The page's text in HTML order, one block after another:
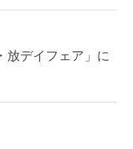
放デイフェア」に